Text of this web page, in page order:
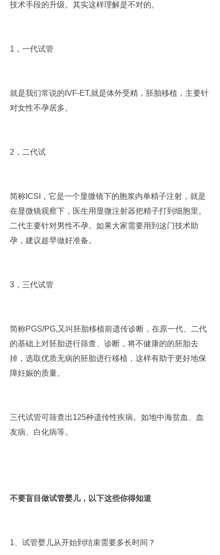
技术手段的升级。其实这样理解是不对的。
1，一代试管
就是我们常说的IVF-ET,就是体外受精，胚胎移植，主要针
对女性不孕居多。
2，二代试
简称ICSI，它是一个显微镜下的胞浆内单精子注射，就是
在显微镜观察下，医生用显微注射器把精子打到细胞里。
二代主要针对男性不孕。如果大家需要用到这门技术助
孕，建议趁早做好准备。
3，三代试管
简称PGS/PG,又叫胚胎移植前遗传诊断，在原一代、二代
的基础上对胚胎进行筛查、诊断，将不健康的的胚胎去
掉，选取优质无病的胚胎进行移植，这样有助于更好地保
障妊娠的质量。
三代试管可筛查出125种遗传性疾病。如地中海贫血、血
友病、白化病等。
不要盲目做试管婴儿，以下这些你得知道
1、试管婴儿从开始到结束需要多长时间？